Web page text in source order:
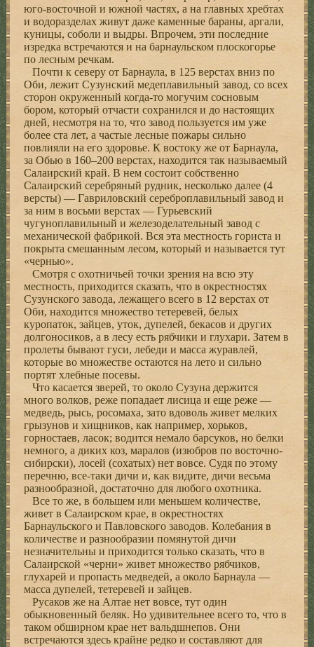
юго-восточной и южной частях, а на главных хребтах
и водоразделах живут даже каменные бараны, аргали,
куницы, соболи и выдры. Впрочем, эти последние
изредка встречаются и на барнаульском плоскогорье
по лесным речкам.
Почти к северу от Барнаула, в 125 верстах вниз по
Оби, лежит Сузунский медеплавильный завод, со всех
сторон окруженный когда-то могучим сосновым
бором, который отчасти сохранился и до настоящих
дней, несмотря на то, что завод пользуется им уже
более ста лет, а частые лесные пожары сильно
повлияли на его здоровье. К востоку же от Барнаула,
за Обью в 160–200 верстах, находится так называемый
Салаирский край. В нем состоит собственно
Салаирский серебряный рудник, несколько далее (4
версты) — Гавриловский сереброплавильный завод и
за ним в восьми верстах — Гурьевский
чугуноплавильный и железоделательный завод с
механической фабрикой. Вся эта местность гориста и
покрыта смешанным лесом, который и называется тут
«чернью».
Смотря с охотничьей точки зрения на всю эту
местность, приходится сказать, что в окрестностях
Сузунского завода, лежащего всего в 12 верстах от
Оби, находится множество тетеревей, белых
куропаток, зайцев, уток, дупелей, бекасов и других
долгоносиков, а в лесу есть рябчики и глухари. Затем в
пролеты бывают гуси, лебеди и масса журавлей,
которые во множестве остаются на лето и сильно
портят хлебные посевы.
Что касается зверей, то около Сузуна держится
много волков, реже попадает лисица и еще реже —
медведь, рысь, росомаха, зато вдоволь живет мелких
грызунов и хищников, как например, хорьков,
горностаев, ласок; водится немало барсуков, но белки
немного, а диких коз, маралов (изюбров по восточно-
сибирски), лосей (сохатых) нет вовсе. Судя по этому
перечню, все-таки дичи и, как видите, дичи весьма
разнообразной, достаточно для любого охотника.
Все то же, в большем или меньшем количестве,
живет в Салаирском крае, в окрестностях
Барнаульского и Павловского заводов. Колебания в
количестве и разнообразии помянутой дичи
незначительны и приходится только сказать, что в
Салаирской «черни» живет множество рябчиков,
глухарей и пропасть медведей, а около Барнаула —
масса дупелей, тетеревей и зайцев.
Русаков же на Алтае нет вовсе, тут один
обыкновенный беляк. Но удивительнее всего то, что в
таком обширном крае нет вальдшнепов. Они
встречаются здесь крайне редко и составляют для